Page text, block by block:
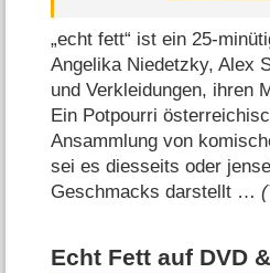
„echt fett“ ist ein 25-
Angelika Niedetzky, Alex
und Verkleidungen, ihren
Ein Potpourri
Ansammlung von
sei es diesseits oder
Geschmacks darstellt …
Echt Fett auf DVD